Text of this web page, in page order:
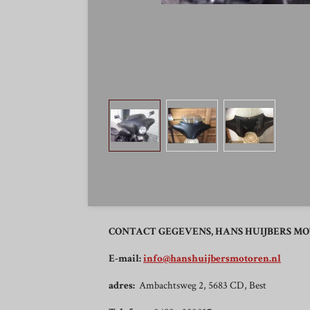
CONTACT GEGEVENS, HANS HUIJBERS
E-mail:info@hanshuijbersmotoren.nl
adres: Ambachtsweg 2, 5683 CD, Best